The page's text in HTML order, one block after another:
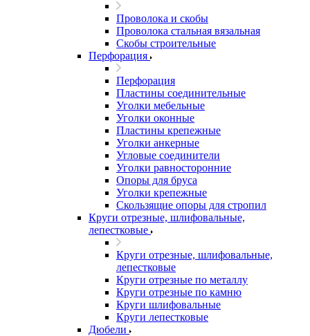
Проволока и скобы
Проволока стальная вязальная
Скобы строительные
Перфорация
Перфорация
Пластины соединительные
Уголки мебельные
Уголки оконные
Пластины крепежные
Уголки анкерные
Угловые соединители
Уголки равносторонние
Опоры для бруса
Уголки крепежные
Скользящие опоры для стропил
Круги отрезные, шлифовальные,
лепестковые
Круги отрезные, шлифовальные,
лепестковые
Круги отрезные по металлу
Круги отрезные по камню
Круги шлифовальные
Круги лепестковые
Дюбели